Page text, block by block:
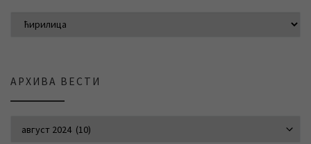
АРХИВА ВЕСТИ